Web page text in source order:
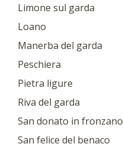
Limone sul garda
Loano
Manerba del garda
Peschiera
Pietra ligure
Riva del garda
San donato in fronzano
San felice del benaco